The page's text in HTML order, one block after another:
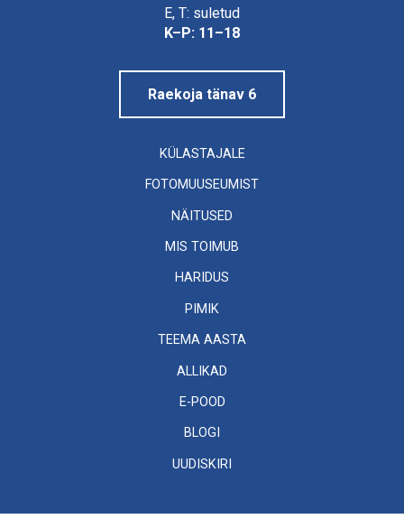
E, T: suletud
K–P: 11–18
Raekoja tänav 6
KÜLASTAJALE
FOTOMUUSEUMIST
NÄITUSED
MIS TOIMUB
HARIDUS
PIMIK
TEEMA AASTA
ALLIKAD
E-POOD
BLOGI
UUDISKIRI